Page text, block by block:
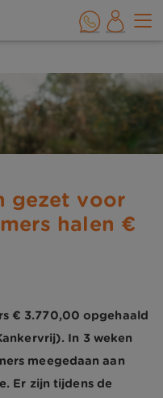
gezet voor
halen €
€ 3.770,00 opgehaald
In 3 weken
meegedaan aan
Er zijn tijdens de